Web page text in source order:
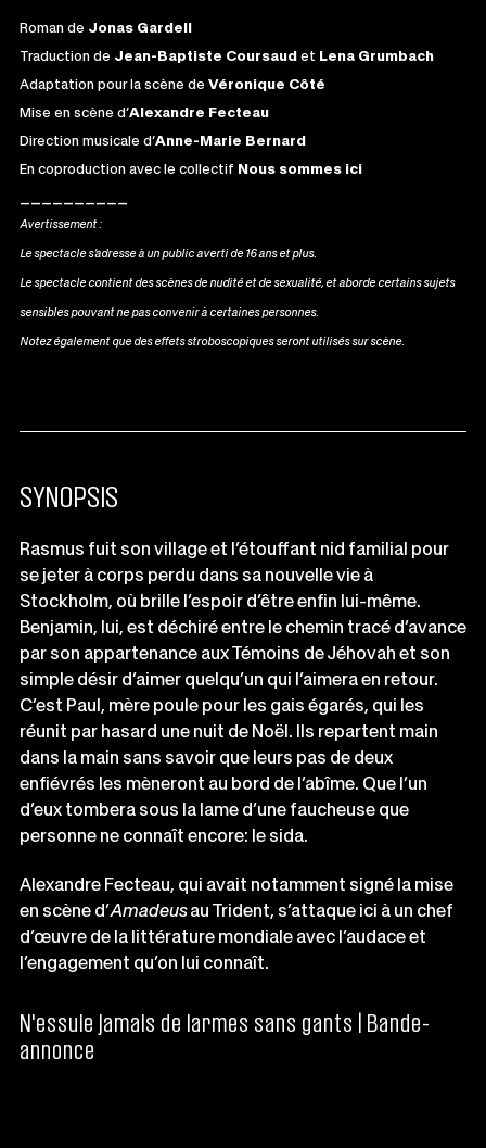
UNE
FENÊTRE
Roman de Jonas Gardell
Traduction de Jean-Baptiste Coursaudet Lena Grumbach
Adaptation pour la scène de Véronique Côté
Mise en scène d’Alexandre Fecteau
Direction musicale d’Anne-Marie Bernard
En coproduction avec le collectif Nous sommes ici
Avertissement :
Le spectacle s’adresse à un public averti de 16 ans et plus.
Le spectacle contient des scènes de nudité et de sexualité, et aborde certains sujets
sensibles pouvant ne pas convenir à certaines personnes.
Notez également que des effets stroboscopiques seront utilisés sur scène.
SYNOPSIS
Rasmus fuit son village et l’étouffant nid familial pour
se jeter à corps perdu dans sa nouvelle vie à
Stockholm, où brille l’espoir d’être enfin lui-même.
Benjamin, lui, est déchiré entre le chemin tracé d’avance
par son appartenance aux Témoins de Jéhovah et son
simple désir d’aimer quelqu’un qui l’aimera en retour.
C’est Paul, mère poule pour les gais égarés, qui les
réunit par hasard une nuit de Noël. Ils repartent main
dans la main sans savoir que leurs pas de deux
enfiévrés les mèneront au bord de l’abîme. Que l’un
d’eux tombera sous la lame d’une faucheuse que
personne ne connaît encore: le sida.
Alexandre Fecteau, qui avait notamment signé la mise
en scène d’Amadeusau Trident, s’attaque ici à un chef
d’œuvre de la littérature mondiale avec l’audace et
l’engagement qu’on lui connaît.
N'essuie jamais de larmes sans gants | Bande-
annonce